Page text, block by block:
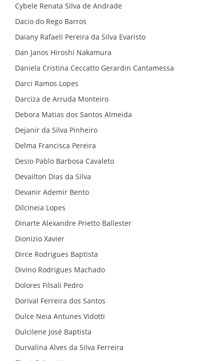
Cybele Renata Silva de Andrade
Dacio do Rego Barros
Daiany Rafaeli Pereira da Silva Evaristo
Dan Janos Hiroshi Nakamura
Daniela Cristina Ceccatto Gerardin Cantamessa
Darci Ramos Lopes
Darciza de Arruda Monteiro
Debora Matias dos Santos Almeida
Dejanir da Silva Pinheiro
Delma Francisca Pereira
Desio Pablo Barbosa Cavaleto
Devailton Dias da Silva
Devanir Ademir Bento
Dilcineia Lopes
Dinarte Alexandre Prietto Ballester
Dionizio Xavier
Dirce Rodrigues Baptista
Divino Rodrigues Machado
Dolores Filsali Pedro
Dorival Ferreira dos Santos
Dulce Neia Antunes Vidotti
Dulcilene José Baptista
Durvalina Alves da Silva Ferreira